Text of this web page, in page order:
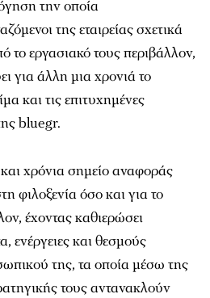
την οποία
της εταιρείας σχετικά
το εργασιακό τους περιβάλλον,
για άλλη μια χρονιά το
και τις επιτυχημένες
bluegr.
χρόνια σημείο αναφοράς
φιλοξενία όσο και για το
έχονταςκαθιερώσει
ενέργειες και θεσμούς
της, τα οποία μέσω της
τους αντανακλούν